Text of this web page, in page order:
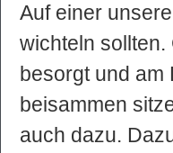
Auf einer
wichteln
besorgt und am
beisammen
auch dazu.